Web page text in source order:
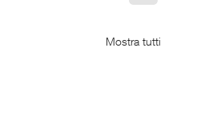
Mostra tutti